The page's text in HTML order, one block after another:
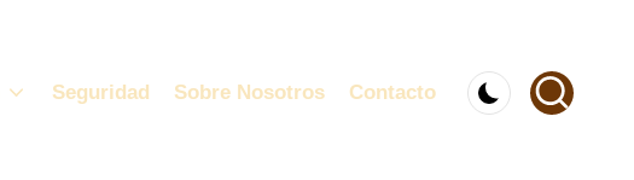
Seguridad Sobre Nosotros Contacto